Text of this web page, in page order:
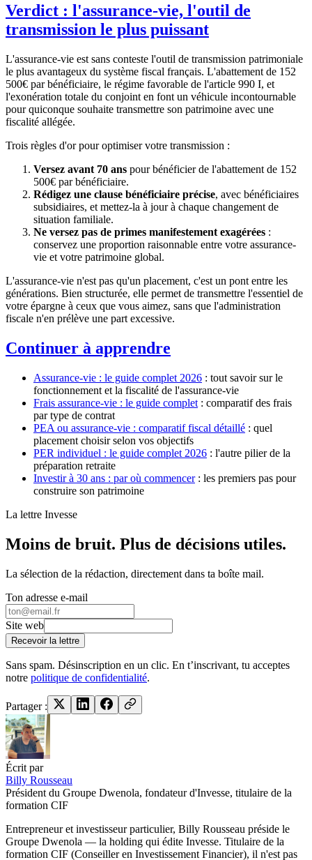
Verdict : l'assurance-vie, l'outil de
transmission le plus puissant
L'assurance-vie est sans conteste l'outil de transmission patrimoniale
le plus avantageux du système fiscal français. L'abattement de 152
500€ par bénéficiaire, le régime favorable de l'article 990 I, et
l'exonération totale du conjoint en font un véhicule incontournable
pour quiconque souhaite transmettre son patrimoine avec une
fiscalité allégée.
Trois règles d'or pour optimiser votre transmission :
Versez avant 70 ans pour bénéficier de l'abattement de 152
500€ par bénéficiaire.
Rédigez une clause bénéficiaire précise, avec bénéficiaires
subsidiaires, et mettez-la à jour à chaque changement de
situation familiale.
Ne versez pas de primes manifestement exagérées :
conservez une proportion raisonnable entre votre assurance-
vie et votre patrimoine global.
L'assurance-vie n'est pas qu'un placement, c'est un pont entre les
générations. Bien structurée, elle permet de transmettre l'essentiel de
votre épargne à ceux que vous aimez, sans que l'administration
fiscale n'en prélève une part excessive.
Continuer à apprendre
Assurance-vie : le guide complet 2026 : tout savoir sur le
fonctionnement et la fiscalité de l'assurance-vie
Frais assurance-vie : le guide complet : comparatif des frais
par type de contrat
PEA ou assurance-vie : comparatif fiscal détaillé : quel
placement choisir selon vos objectifs
PER individuel : le guide complet 2026 : l'autre pilier de la
préparation retraite
Investir à 30 ans : par où commencer: les premiers pas pour
construire son patrimoine
La lettre Invesse
Moins de bruit. Plus de décisions utiles.
La sélection de la rédaction, directement dans ta boîte mail.
Ton adresse e-mail
Site web
Recevoir la lettre
Sans spam. Désinscription en un clic. En t’inscrivant, tu acceptes
notre politique de confidentialité.
Partager :
Écrit par
Billy Rousseau
Président du Groupe Dwenola, fondateur d'Invesse, titulaire de la
formation CIF
Entrepreneur et investisseur particulier, Billy Rousseau préside le
Groupe Dwenola — la holding qui édite Invesse. Titulaire de la
formation CIF (Conseiller en Investissement Financier), il n'est pas